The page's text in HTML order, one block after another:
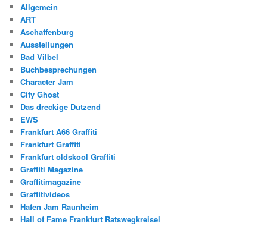
Allgemein
ART
Aschaffenburg
Ausstellungen
Bad Vilbel
Buchbesprechungen
Character Jam
City Ghost
Das dreckige Dutzend
EWS
Frankfurt A66 Graffiti
Frankfurt Graffiti
Frankfurt oldskool Graffiti
Graffiti Magazine
Graffitimagazine
Graffitivideos
Hafen Jam Raunheim
Hall of Fame Frankfurt Ratswegkreisel